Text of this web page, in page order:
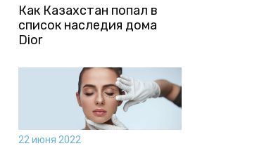
Как Казахстан попал в
список наследия дома
Dior
22 июня 2022